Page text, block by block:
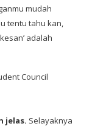
mudah
tentu tahu kan,
adalah
jelas. Selayaknya